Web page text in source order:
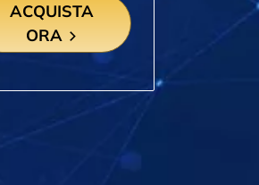
ACQUISTA
ORA